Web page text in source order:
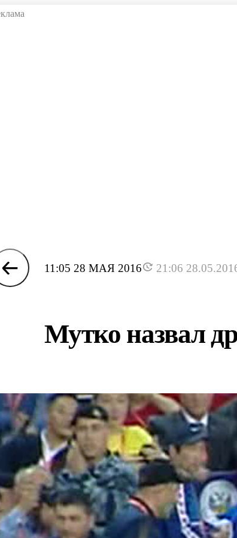
11:05 28 МАЯ 2016 21:06
Мутко назвал